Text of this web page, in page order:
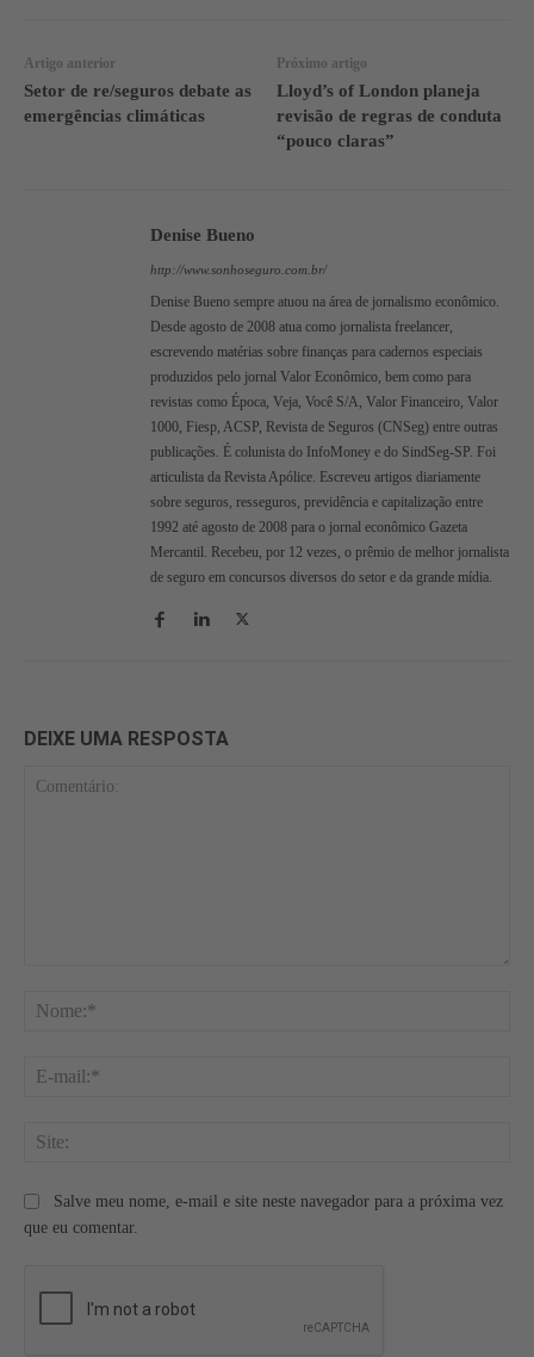
Artigo anterior
Setor de re/seguros debate as
emergências climáticas
Próximo artigo
Lloyd’s of London planeja
revisão de regras de conduta
“pouco claras”
Denise Bueno
http://www.sonhoseguro.com.br/
Denise Bueno sempre atuou na área de jornalismo econômico.
Desde agosto de 2008 atua como jornalista freelancer,
escrevendo matérias sobre finanças para cadernos especiais
produzidos pelo jornal Valor Econômico, bem como para
revistas como Época, Veja, Você S/A, Valor Financeiro, Valor
1000, Fiesp, ACSP, Revista de Seguros (CNSeg) entre outras
publicações. É colunista do InfoMoney e do SindSeg-SP. Foi
articulista da Revista Apólice. Escreveu artigos diariamente
sobre seguros, resseguros, previdência e capitalização entre
1992 até agosto de 2008 para o jornal econômico Gazeta
Mercantil. Recebeu, por 12 vezes, o prêmio de melhor jornalista
de seguro em concursos diversos do setor e da grande mídia.
DEIXE UMA RESPOSTA
Salve meu nome, e-mail e site neste navegador para a próxima vez
que eu comentar.